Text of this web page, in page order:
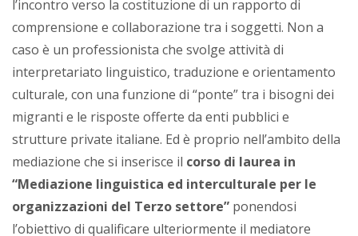
l’incontro verso la costituzione di un rapporto di
comprensione e collaborazione tra i soggetti. Non a
caso è un professionista che svolge attività di
interpretariato linguistico, traduzione e orientamento
culturale, con una funzione di “ponte” tra i bisogni dei
migranti e le risposte offerte da enti pubblici e
strutture private italiane. Ed è proprio nell’ambito della
mediazione che si inserisce il corso di laurea in
“Mediazione linguistica ed interculturale per le
organizzazioni del Terzo settore” ponendosi
l’obiettivo di qualificare ulteriormente il mediatore